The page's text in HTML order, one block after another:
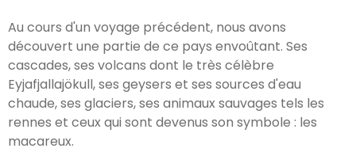
Au cours d'un voyage précédent, nous avons
découvert une partie de ce pays envoûtant. Ses
cascades, ses volcans dont le très célèbre
Eyjafjallajökull, ses geysers et ses sources d'eau
chaude, ses glaciers, ses animaux sauvages tels les
rennes et ceux qui sont devenus son symbole : les
macareux.